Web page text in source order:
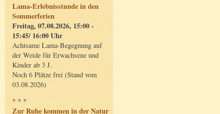
Lama-Erlebnisstunde in den
Sommerferien
Freitag, 07.08.2026, 15:00 -
15:45/ 16:00 Uhr
Achtsame Lama-Begegnung auf
der Weide für Erwachsene und
Kinder ab 3 J.
Noch 6 Plätze frei (Stand vom
03.08.2026)
* * *
Zur Ruhe kommen in der Natur